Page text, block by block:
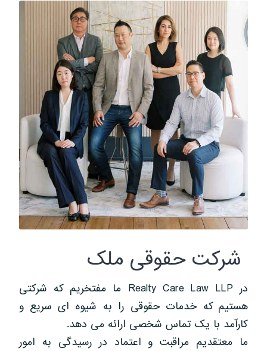
در Realty Care Law LLP ما مفتخریم که شرکتی
هستیم که خدمات حقوقی را به شیوه ای سریع و
کارآمد با یک تماس شخصی ارائه می دهد.
ما معتقدیم مراقبت و اعتماد در رسیدگی به امور